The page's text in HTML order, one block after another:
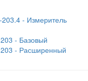
203.4 - Измеритель
- Базовый
- Расширенный